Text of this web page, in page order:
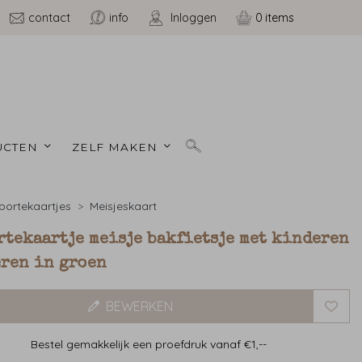
contact info Inloggen 0
ZELF MAKEN
Meisjeskaart
meisje bakfietsje met kinderen
in groen
BEWERKEN
Bestel gemakkelijk een proefdruk vanaf €1,--